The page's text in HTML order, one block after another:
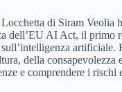
di Siram Veolia
dell’EU AI Act, il primo
artificiale.
della consapevolezza
e comprendere i